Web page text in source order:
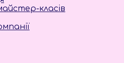
класів